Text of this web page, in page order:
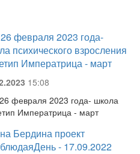
февраля 2023 года-
психического взросления
Императрица - март
15:08
февраля 2023 года- школа
Императрица - март
Бердина проект
- 17.09.2022